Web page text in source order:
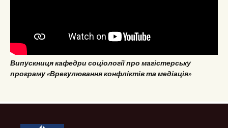
Випускниця кафедри соціології про магістерську
програму «Врегулювання конфліктів та медіація»